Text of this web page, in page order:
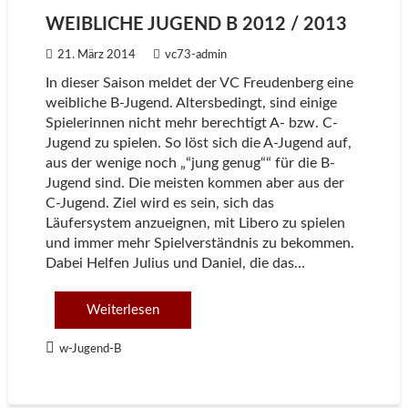
WEIBLICHE JUGEND B 2012 / 2013
21. März 2014 vc73-admin
In dieser Saison meldet der VC Freudenberg eine
weibliche B-Jugend. Altersbedingt, sind einige
Spielerinnen nicht mehr berechtigt A- bzw. C-
Jugend zu spielen. So löst sich die A-Jugend auf,
aus der wenige noch „“jung genug““ für die B-
Jugend sind. Die meisten kommen aber aus der
C-Jugend. Ziel wird es sein, sich das
Läufersystem anzueignen, mit Libero zu spielen
und immer mehr Spielverständnis zu bekommen.
Dabei Helfen Julius und Daniel, die das…
Weiterlesen
w-Jugend-B